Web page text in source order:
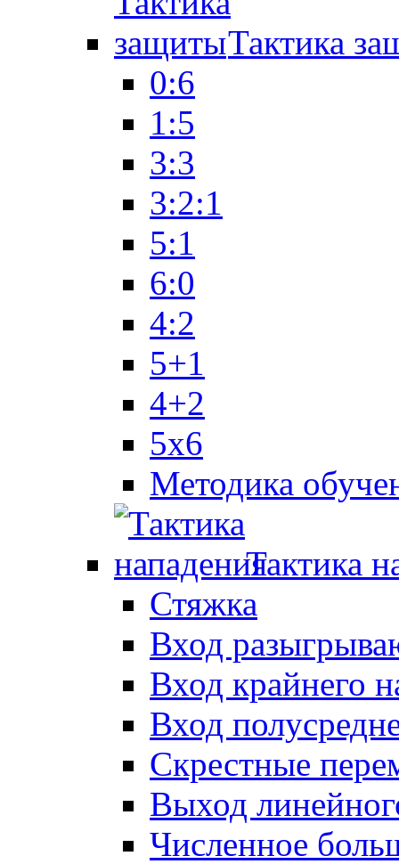
Тактика
0:6
1:5
3:3
3:2:1
5:1
6:0
4:2
5+1
4+2
5x6
Методика
Тактика
Стяжка
Вход
Вход крайнего
Вход
Скрестные
Выход
Численное